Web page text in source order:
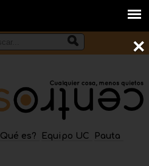
Qué es? Equipo UC Pauta
×